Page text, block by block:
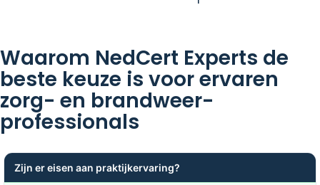
Waarom NedCert Experts de
beste keuze is voor ervaren
zorg- en brandweer­
professionals
Zijn er eisen aan praktijkervaring?